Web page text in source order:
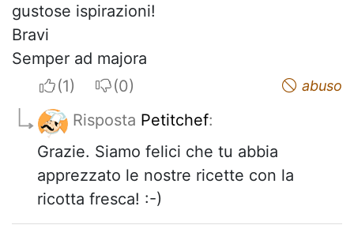
gustose ispirazioni!
Bravi
Semper ad majora
I apreciateI do not appreciate abuso
Risposta Petitchef:
Grazie. Siamo felici che tu abbia
apprezzato le nostre ricette con la
ricotta fresca! :-)